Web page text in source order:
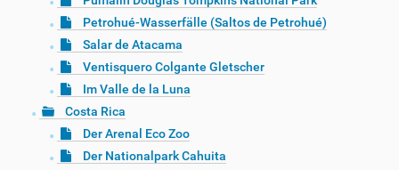
Petrohué-Wasserfälle (Saltos de Petrohué)
Salar de Atacama
Ventisquero Colgante Gletscher
Im Valle de la Luna
Costa Rica
Der Arenal Eco Zoo
Der Nationalpark Cahuita